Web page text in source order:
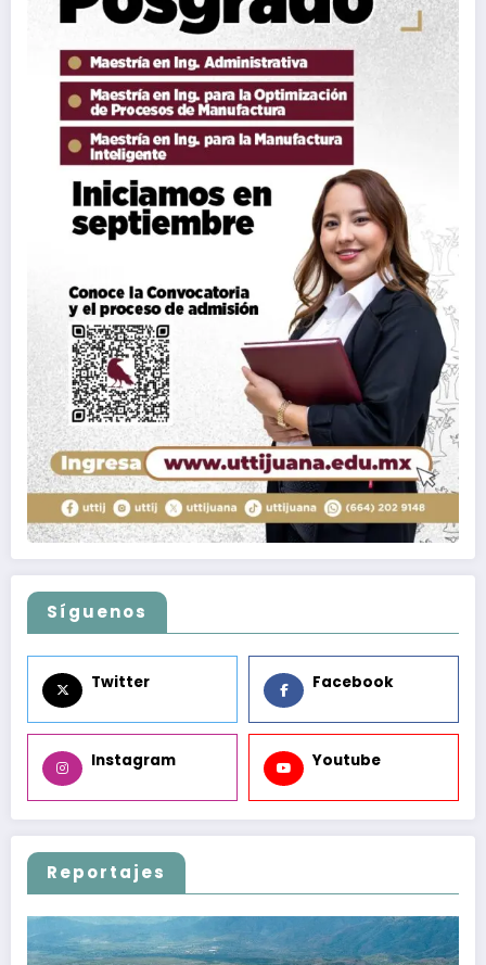
Síguenos
Twitter Facebook
Instagram Youtube
Reportajes